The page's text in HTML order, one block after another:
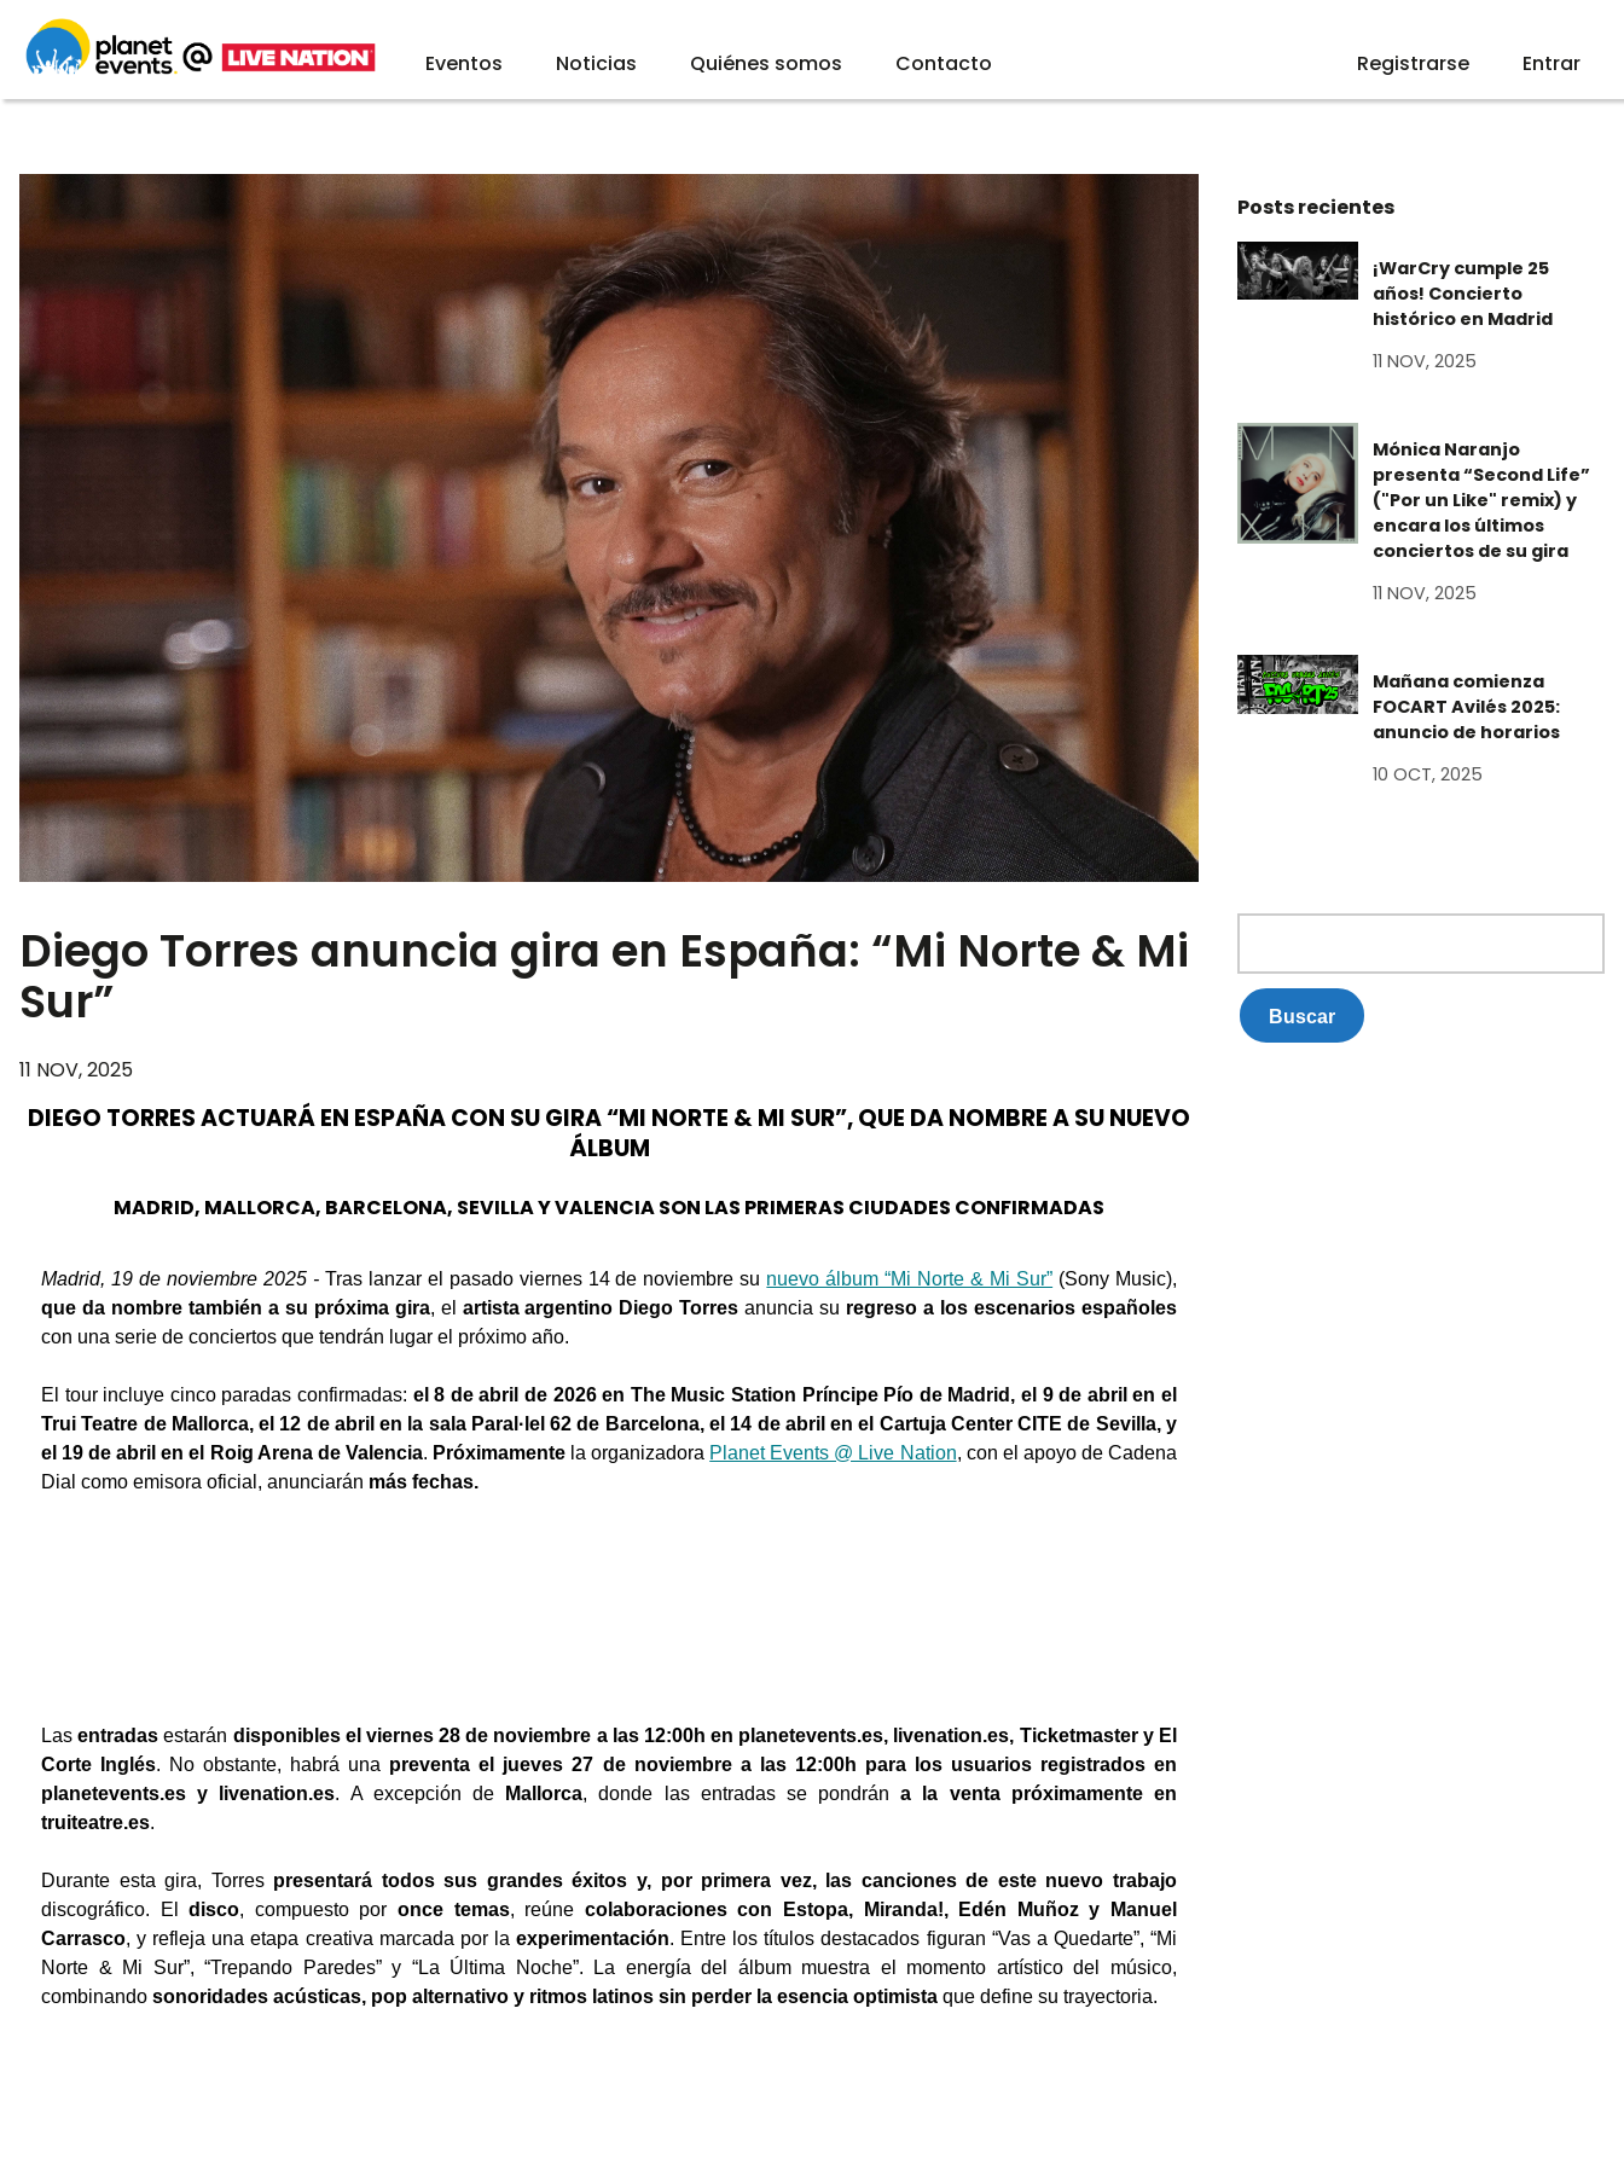
Eventos Noticias Quiénes somos Contacto Registrarse Entrar
Diego Torres anuncia gira en España: “Mi Norte & Mi
Sur”
11 NOV, 2025
DIEGO TORRES ACTUARÁ EN ESPAÑA CON SU GIRA “MI NORTE & MI SUR”, QUE DA NOMBRE A SU NUEVO
ÁLBUM
MADRID, MALLORCA, BARCELONA, SEVILLA Y VALENCIA SON LAS PRIMERAS CIUDADES CONFIRMADAS
Madrid, 19 de noviembre 2025 -Tras lanzar el pasado viernes 14 de noviembre su nuevo álbum “Mi Norte & Mi Sur” (Sony Music),
que da nombre también a su próxima gira, el artista argentino Diego Torres anuncia su regreso a los escenarios españoles
con una serie de conciertos que tendrán lugar el próximo año.
El tour incluye cinco paradas confirmadas: el 8 de abril de 2026 en The Music Station Príncipe Pío de Madrid, el 9 de abril en el
Trui Teatre de Mallorca, el 12 de abril en la sala Paral·lel 62 de Barcelona, el 14 de abril en el Cartuja Center CITE de Sevilla, y
el 19 de abril en el Roig Arena de Valencia. Próximamentela organizadora Planet Events @ Live Nation, con el apoyo de Cadena
Dial como emisora oficial, anunciarán más fechas.
Las entradasestarán disponibles el viernes 28 de noviembre a las 12:00h en planetevents.es, livenation.es, Ticketmaster y El
Corte Inglés. No obstante, habrá una preventa el jueves 27 de noviembre a las 12:00h para los usuarios registrados en
planetevents.es y livenation.es. A excepción de Mallorca, donde las entradas se pondrána la venta próximamente en
truiteatre.es.
Durante esta gira, Torres presentará todos sus grandes éxitos y, por primera vez, las canciones de este nuevo trabajo
discográfico. Eldisco, compuesto poronce temas, reúne colaboraciones con Estopa, Miranda!, Edén Muñoz y Manuel
Carrasco, y refleja una etapa creativa marcada por la experimentación. Entre los títulos destacados figuran “Vas a Quedarte”, “Mi
Norte & Mi Sur”, “Trepando Paredes” y “La Última Noche”. La energía del álbum muestra el momento artístico del músico,
combinando sonoridades acústicas, pop alternativo y ritmos latinos sin perder la esencia optimista que define su trayectoria.
Posts recientes
¡WarCry cumple 25
años! Concierto
histórico en Madrid
11 NOV, 2025
Mónica Naranjo
presenta “Second Life”
("Por un Like" remix) y
encara los últimos
conciertos de su gira
11 NOV, 2025
Mañana comienza
FOCART Avilés 2025:
anuncio de horarios
10 OCT, 2025
Buscar: